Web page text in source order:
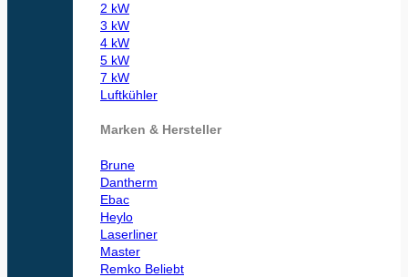
2 kW
3 kW
4 kW
5 kW
7 kW
Luftkühler
Marken & Hersteller
Brune
Dantherm
Ebac
Heylo
Laserliner
Master
Remko